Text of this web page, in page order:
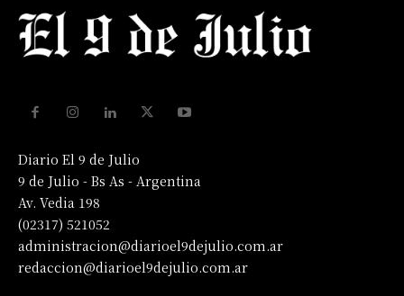
Diario El 9 de Julio
9 de Julio - Bs As - Argentina
Av. Vedia 198
(02317) 521052
administracion@diarioel9dejulio.com.ar
redaccion@diarioel9dejulio.com.ar